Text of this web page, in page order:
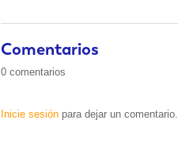
Comentarios
0 comentarios
Inicie sesión para dejar un comentario.